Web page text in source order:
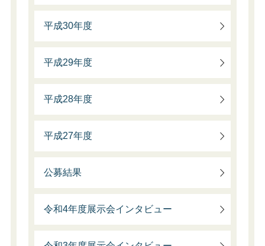
平成30年度
平成29年度
平成28年度
平成27年度
公募結果
令和4年度展示会インタビュー